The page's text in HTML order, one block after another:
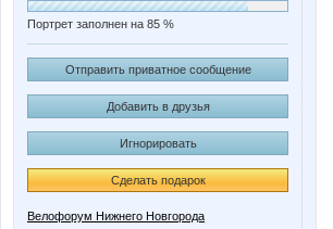
Портрет заполнен на 85 %
Отправить приватное сообщение
Добавить в друзья
Игнорировать
Сделать подарок
Велофорум Нижнего Новгорода